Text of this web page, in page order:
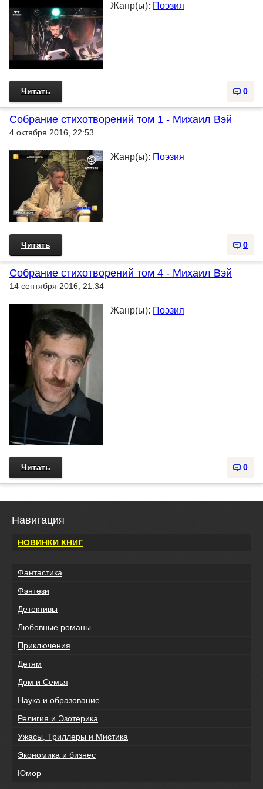
Жанр(ы): Поэзия
0
Читать
Собрание стихотворений том 1 - Михаил Вэй
4 октября 2016, 22:53
Жанр(ы): Поэзия
0
Читать
Собрание стихотворений том 4 - Михаил Вэй
14 сентября 2016, 21:34
Жанр(ы): Поэзия
0
Читать
Навигация
НОВИНКИ КНИГ
Фантастика
Фэнтези
Детективы
Любовные романы
Приключения
Детям
Дом и Семья
Наука и образование
Религия и Эзотерика
Ужасы, Триллеры и Мистика
Экономика и бизнес
Юмор